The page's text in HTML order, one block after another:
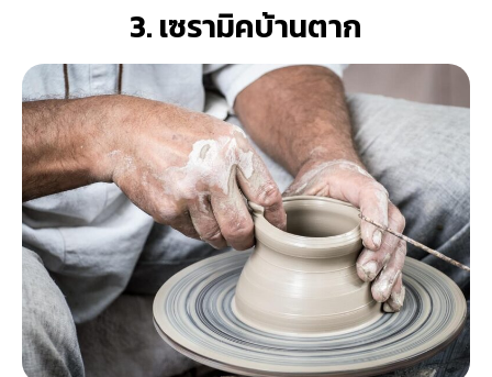
3. เซรามิคบ้านตาก